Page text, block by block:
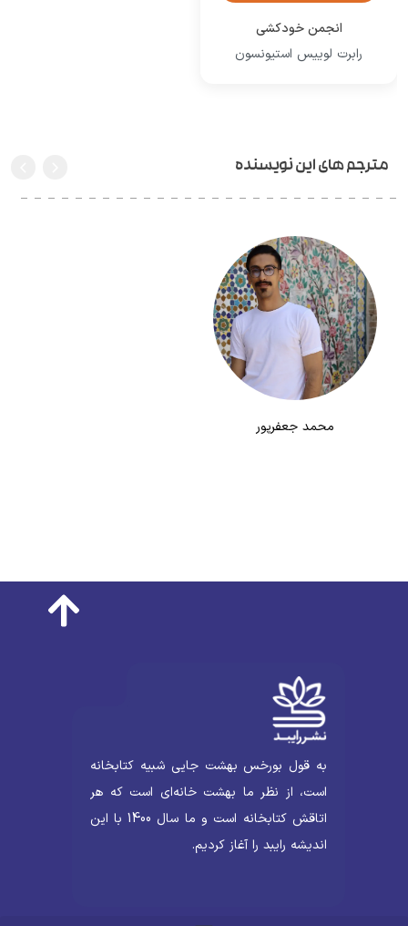
انجمن خودکشی
رابرت لوییس استیونسون
مترجم های این نویسنده
محمد جعفرپور
به قول بورخس بهشت جایی شبیه کتابخانه
است، از نظر ما بهشت خانه‌ای است که هر
اتاقش کتابخانه است و ما سال 1400 با این
اندیشه رایبد را آغاز کردیم.